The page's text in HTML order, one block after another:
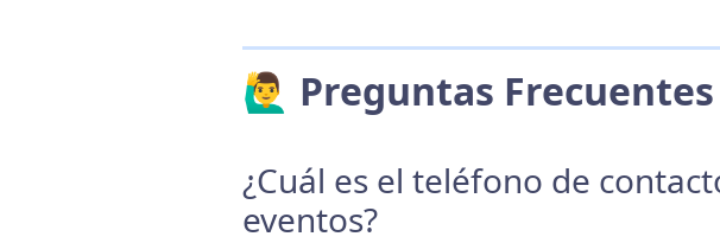
🙋‍♂️ Preguntas Frecuentes
¿Cuál es el teléfono de
eventos?